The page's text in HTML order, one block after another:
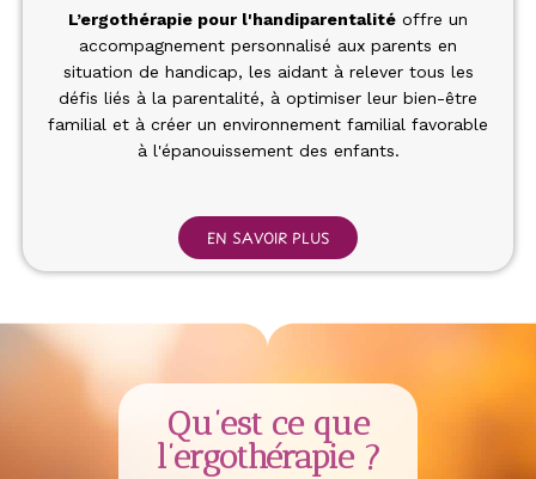
L’ergothérapie pour l'handiparentalité offre un
accompagnement personnalisé aux parents en
situation de handicap, les aidant à relever tous les
défis liés à la parentalité, à optimiser leur bien-être
familial et à créer un environnement familial favorable
à l'épanouissement des enfants.
EN SAVOIR PLUS
Qu’est ce que
l’ergothérapie ?